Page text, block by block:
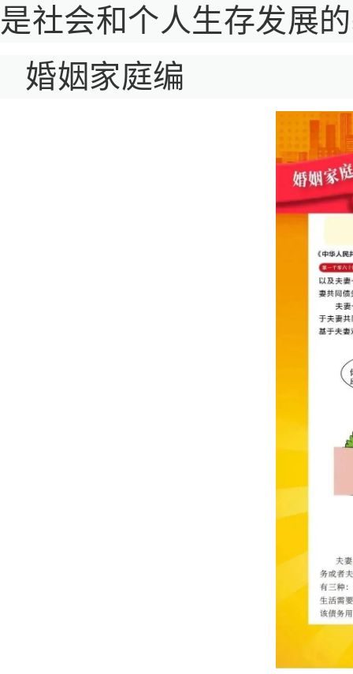
是社会和个人生存发展
婚姻家庭编